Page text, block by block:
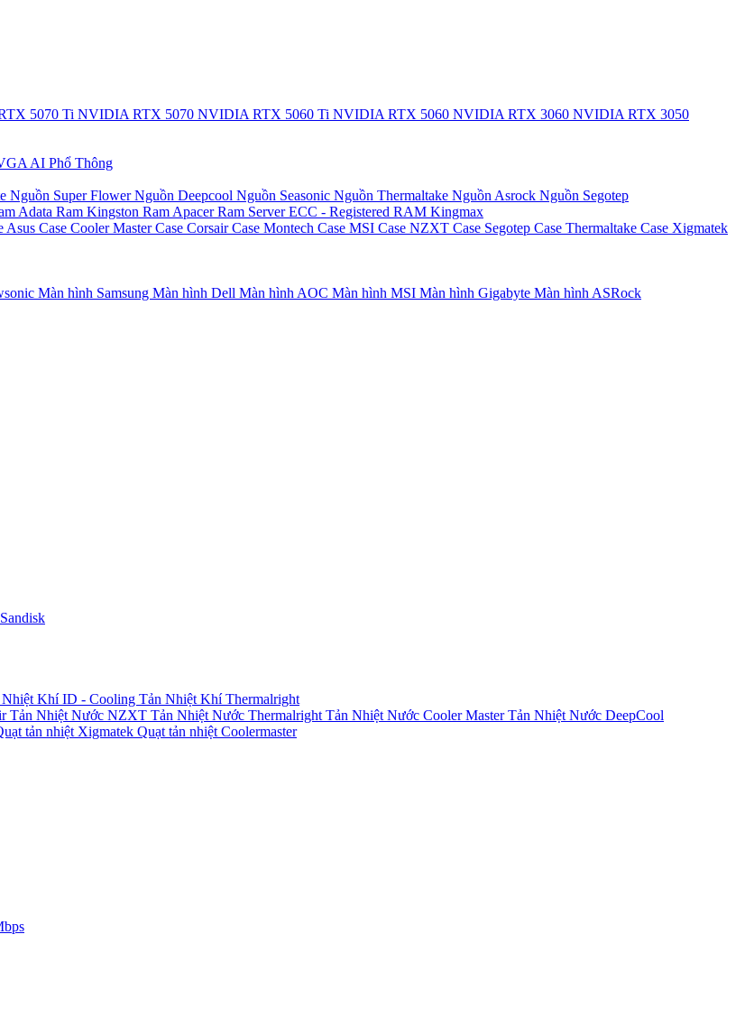
5070 Ti NVIDIA RTX 5070 NVIDIA RTX 5060 Ti NVIDIA RTX 5060 NVIDIA RTX 3060 NVIDIA RTX 3050
AI Phổ Thông
Nguồn Super FlowerNguồn Deepcool Nguồn Seasonic Nguồn Thermaltake Nguồn Asrock Nguồn Segotep
Adata Ram Kingston Ram ApacerRam Server ECC - Registered RAM Kingmax
Asus Case Cooler MasterCase CorsairCase Montech Case MSI Case NZXT Case Segotep Case Thermaltake Case Xigmatek
Màn hình Samsung Màn hình Dell Màn hình AOC Màn hình MSI Màn hình Gigabyte Màn hình ASRock
Nhiệt Khí ID - Cooling Tản Nhiệt Khí Thermalright
Tản Nhiệt Nước NZXT Tản Nhiệt Nước Thermalright Tản Nhiệt Nước Cooler MasterTản Nhiệt Nước DeepCool
tản nhiệt Xigmatek Quạt tản nhiệt Coolermaster